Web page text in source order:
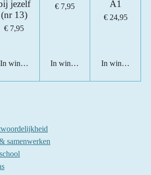
jezelf
(nr 13)
€ 7,95
In winkelwagen
€ 7,95
In winkelwagen
A1
€ 24,95
In
samenwerken